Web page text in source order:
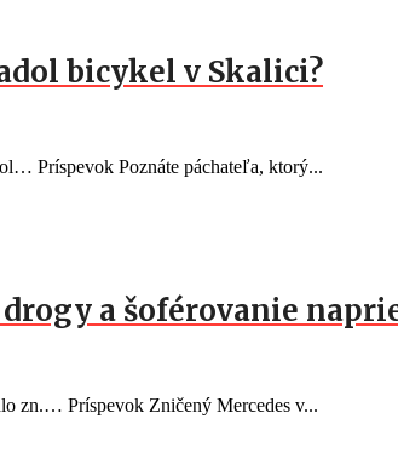
bicykel v Skalici?
Príspevok Poznáte páchateľa, ktorý...
a šoférovanie
zn.… Príspevok Zničený Mercedes v...